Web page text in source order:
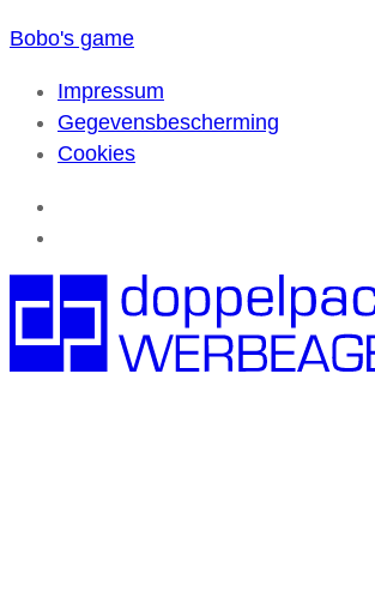
Bobo's game
Impressum
Gegevensbescherming
Cookies